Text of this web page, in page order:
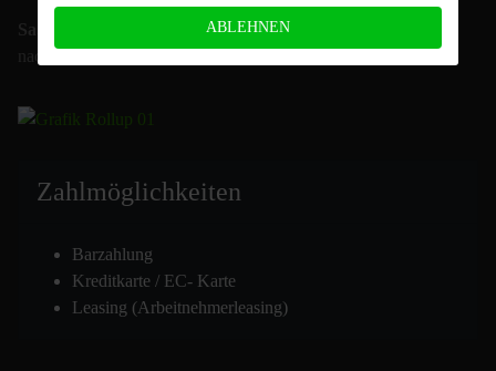
Sa.:
nach Vereinbarung
Zahlmöglichkeiten
Barzahlung
Kreditkarte / EC- Karte
Leasing (Arbeitnehmerleasing)
ABLEHNEN